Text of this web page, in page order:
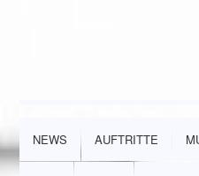
NEWS AUFTRITTE